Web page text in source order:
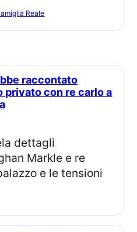
Reale
privato con re carlo a
Markle e re
e le tensioni